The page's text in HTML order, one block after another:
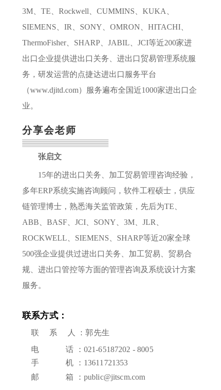
3M、TE、Rockwell、CUMMINS、KUKA、
SIEMENS、IR、SONY、OMRON、HITACHI、
ThermoFisher、SHARP、JABIL、JCI等近200家进
出口企业提供进出口关务、进出口贸易管理系统服
务，研发运营的点捷达进出口服务平台
（www.djitd.com）服务遍布全国近1000家进出口企
业。
分享会老师
张启文
15年的进出口关务、加工贸易管理咨询经验，
多年ERP系统实施咨询顾问，软件工程硕士，供应
链管理博士，熟悉海关监管政策，先后为TE、
ABB、BASF、JCI、SONY、3M、JLR、
ROCKWELL、SIEMENS、SHARP等近20家全球
500强企业提供过进出口关务、加工贸易、贸易合
规、进出口管控等方面的管理咨询及系统设计方案
服务。
联系方式：
联 系 人 ：郭先生
电 话 ：021-65187202 - 8005
手 机 ：13611721353
邮 箱 ：public@jitscm.com